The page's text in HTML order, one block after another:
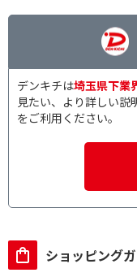
デンキチは埼玉県下業
見たい、より詳しい説
をご利用ください。
ショッピング